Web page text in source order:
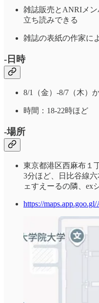
雑誌販売とANRIメ
立ち読みできる
雑誌の表紙の作家に
-日時
8/1（金）-8/7（木）
時間：18-22時ほど
-場所
東京都港区西麻布１
3分ほど、日比谷線
ェすえーるの隣、ex
https://